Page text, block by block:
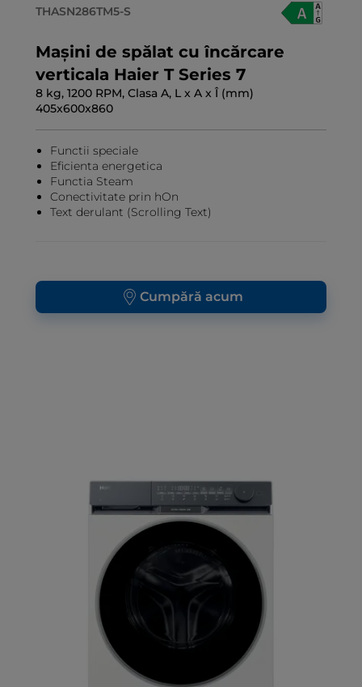
THASN286TM5-S
Mașini de spălat cu încărcare
verticala Haier T Series 7
8 kg, 1200 RPM, Clasa A, L x A x Î (mm)
405x600x860
Functii speciale
Eficienta energetica
Functia Steam
Conectivitate prin hOn
Text derulant (Scrolling Text)
Cumpără acum